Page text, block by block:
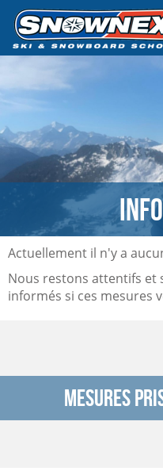
Actuellement il n'y a
Nous restons attentifs et
informés si ces mesures
Mesures